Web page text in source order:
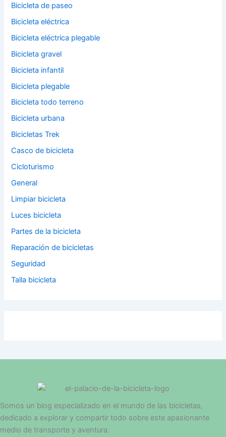
Bicicleta de paseo
Bicicleta eléctrica
Bicicleta eléctrica plegable
Bicicleta gravel
Bicicleta infantil
Bicicleta plegable
Bicicleta todo terreno
Bicicleta urbana
Bicicletas Trek
Casco de bicicleta
Cicloturismo
General
Limpiar bicicleta
Luces bicicleta
Partes de la bicicleta
Reparación de bicicletas
Seguridad
Talla bicicleta
Somos un blog especializado en el mundo de las bicicletas,
dedicado a explorar y compartir todo sobre este apasionante
medio de transporte y aventura.